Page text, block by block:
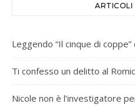
ARTICOLI
Leggendo “Il cinque di coppe”
Ti confesso un delitto al
Nicole non è l’investigatore